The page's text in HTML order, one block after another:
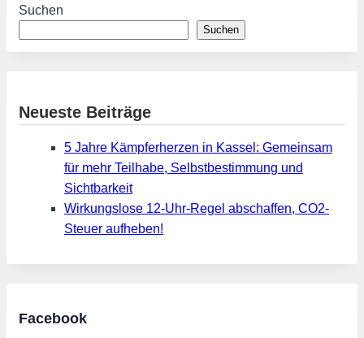
Suchen
Suchen
Neueste Beiträge
5 Jahre Kämpferherzen in Kassel: Gemeinsam
für mehr Teilhabe, Selbstbestimmung und
Sichtbarkeit
Wirkungslose 12-Uhr-Regel abschaffen, CO2-
Steuer aufheben!
Facebook